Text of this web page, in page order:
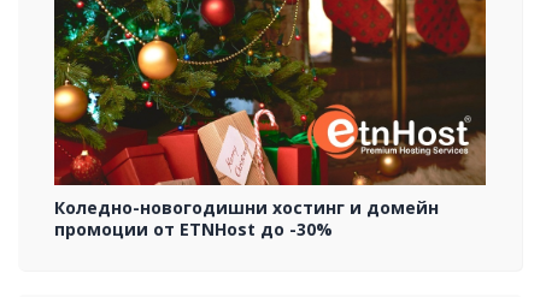
Коледно-новогодишни хостинг и домейн
промоции от ETNHost до -30%